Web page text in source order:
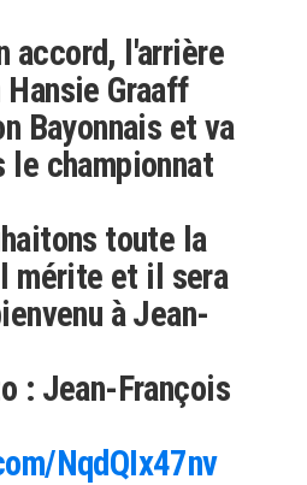
accord, l'arrière
Graaff
Bayonnais et va
le championnat
toute la
mérite et il sera
à Jean-
: Jean-François
NqdQIx47nv